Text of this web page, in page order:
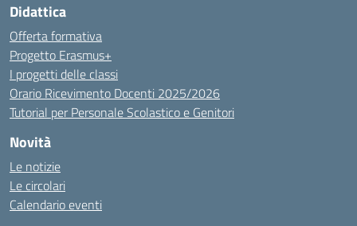
Didattica
Offerta formativa
Progetto Erasmus+
I progetti delle classi
Orario Ricevimento Docenti 2025/2026
Tutorial per Personale Scolastico e Genitori
Novità
Le notizie
Le circolari
Calendario eventi